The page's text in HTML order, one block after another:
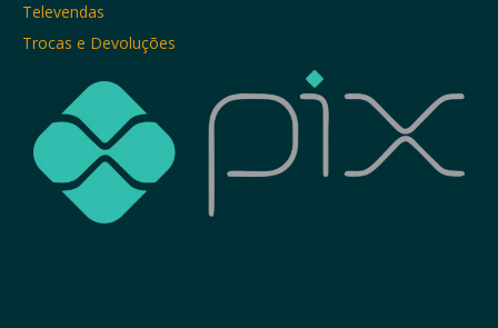
Televendas
Trocas e Devoluções